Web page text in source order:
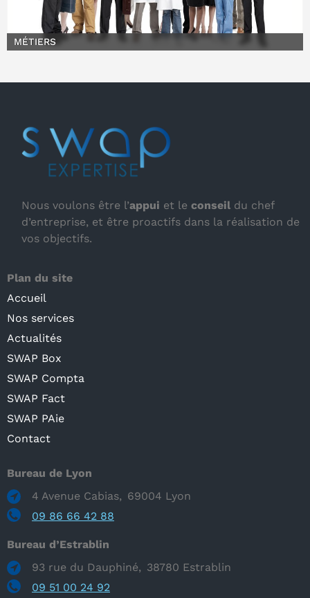
MÉTIERS
Nous voulons être l’appui et leconseil du chef
d’entreprise, et être proactifs dans la réalisation de
vos objectifs.
Plan du site
Accueil
Nos services
Actualités
SWAP Box
SWAP Compta
SWAP Fact
SWAP PAie
Contact
Bureau de Lyon
4 Avenue Cabias
69004 Lyon
09 86 66 42 88
Bureau d’Estrablin
93 rue du Dauphiné
38780 Estrablin
09 51 00 24 92